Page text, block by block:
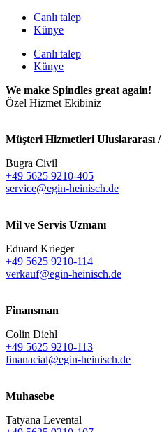
Canlı talep
Künye
Canlı talep
Künye
We make Spindles great again!
Özel Hizmet Ekibiniz
Müşteri Hizmetleri Uluslararası
Bugra Civil
+49 5625 9210-405
service@egin-heinisch.de
Mil ve Servis Uzmanı
Eduard Krieger
+49 5625 9210-114
verkauf@egin-heinisch.de
Finansman
Colin Diehl
+49 5625 9210-113
finanacial@egin-heinisch.de
Muhasebe
Tatyana Levental